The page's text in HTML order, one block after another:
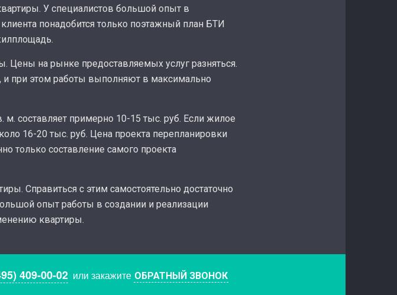
У специалистов большой опыт в
понадобится только поэтажный план БТИ
Цены на рынке предоставляемых услуг разняться.
и при этом работы выполняют в максимально
составляет примерно 10-15 тыс. руб. Если жилое
16-20 тыс. руб. Цена проекта перепланировки
только составление самого проекта
Справиться с этим самостоятельно достаточно
опыт работы в создании и реализации
квартиры.
409-00-02или закажите ОБРАТНЫЙ ЗВОНОК